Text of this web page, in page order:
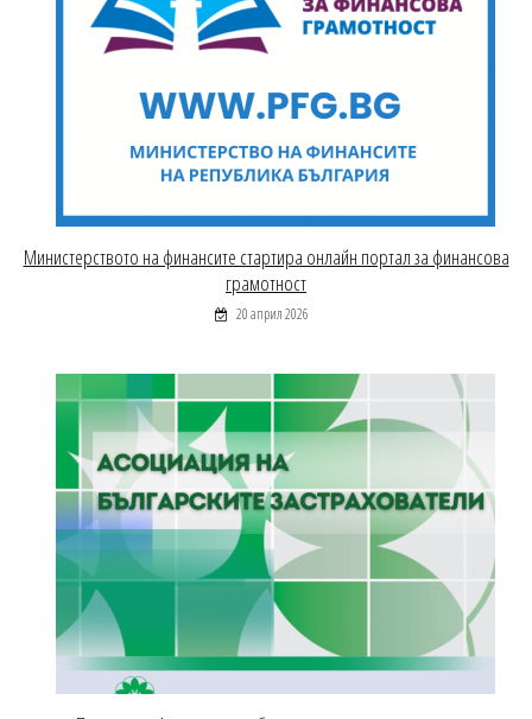
Министерството на финансите стартира онлайн портал за финансова
грамотност
20 април 2026